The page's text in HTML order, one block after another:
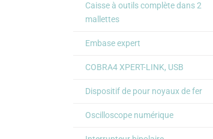
Caisse à outils complète dans 2
mallettes
Embase expert
COBRA4 XPERT-LINK, USB
Dispositif de pour noyaux de fer
Oscilloscope numérique